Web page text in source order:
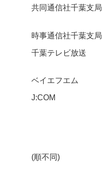
共同通信社千葉支局
時事通信社千葉支局
千葉テレビ放送
ベイエフエム
J:COM
(順不同)